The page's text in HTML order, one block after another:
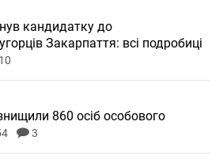
кандидатку до
Закарпаття: всі подробиці
10
860 осіб особового
3